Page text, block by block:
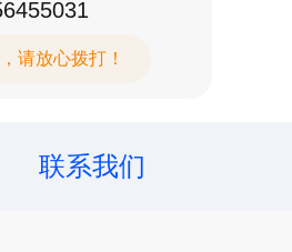
请放心拨打！
联系我们